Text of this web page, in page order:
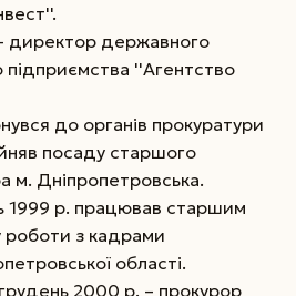
директор державного
''Агентство
до органів прокуратури
посаду старшого
м. Дніпропетровська.
1999 р. працював старшим
роботи з кадрами
області.
2000 р. – прокурор